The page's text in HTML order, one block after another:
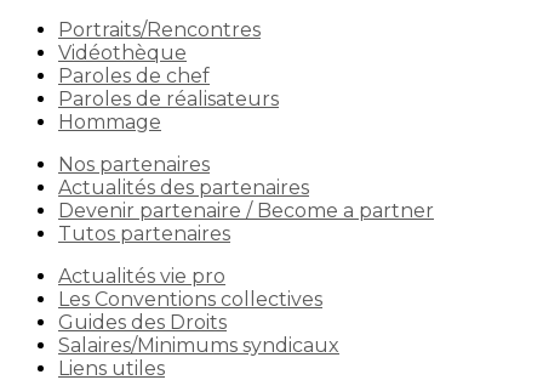
Portraits/Rencontres
Vidéothèque
Paroles de chef
Paroles de réalisateurs
Hommage
Nos partenaires
Actualités des partenaires
Devenir partenaire / Become a partner
Tutos partenaires
Actualités vie pro
Les Conventions collectives
Guides des Droits
Salaires/Minimums syndicaux
Liens utiles